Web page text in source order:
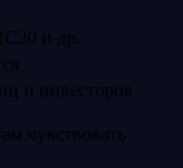
и др.
и инвесторов
чувствовать